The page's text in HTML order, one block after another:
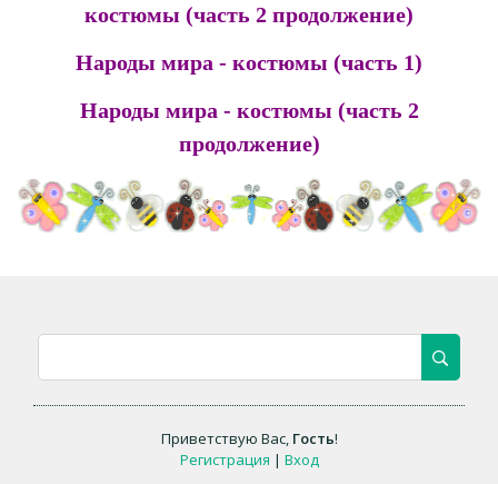
костюмы (часть 2 продолжение)
Народы мира - костюмы (часть 1)
Народы мира - костюмы (часть 2
продолжение)
Приветствую Вас, Гость!
Регистрация | Вход